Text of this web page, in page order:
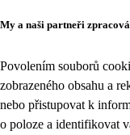
My a naši partneři
Povolením souborů
zobrazeného obsahu a
nebo přistupovat k
o poloze a identifikovat